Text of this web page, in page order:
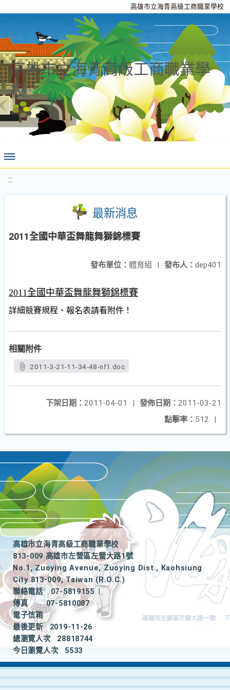
高雄市立海青高級工商職業學校
高雄市立海青高級工商職業學
校
:::
最新消息
2011全國中華盃舞龍舞獅錦標賽
發布人： dep401
發布單位： 體育組 |
2011全國中華盃舞龍舞獅錦標賽
詳細競賽規程、報名表請看附件！
相關附件
2011-3-21-11-34-48-nf1.doc
發佈日期： 2011-03-21
下架日期： 2011-04-01
|
點擊率： 512 |
高雄市立海青高級工商職業學校
813-009 高雄市左營區左營大路1號
No.1, Zuoying Avenue, Zuoying Dist., Kaohsiung
City 813-009, Taiwan (R.O.C.)
聯絡電話
07-5819155
|
傳真
07-5810087
電子信箱
最後更新
2019-11-26
總瀏覽人次
28818744
今日瀏覽人次
5533